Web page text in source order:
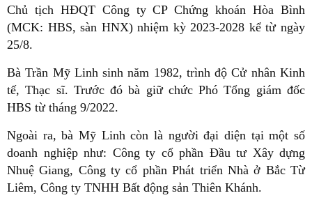
Chủ tịch HĐQT Công ty CP Chứng khoán Hòa Bình
(MCK: HBS, sàn HNX) nhiệm kỳ 2023-2028 kể từ ngày
25/8.
Bà Trần Mỹ Linh sinh năm 1982, trình độ Cử nhân Kinh
tế, Thạc sĩ. Trước đó bà giữ chức Phó Tổng giám đốc
HBS từ tháng 9/2022.
Ngoài ra, bà Mỹ Linh còn là người đại diện tại một số
doanh nghiệp như: Công ty cổ phần Đầu tư Xây dựng
Nhuệ Giang, Công ty cổ phần Phát triển Nhà ở Bắc Từ
Liêm, Công ty TNHH Bất động sản Thiên Khánh.